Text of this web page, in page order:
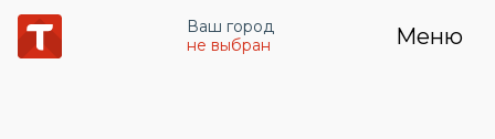
Ваш город
не выбран
Меню